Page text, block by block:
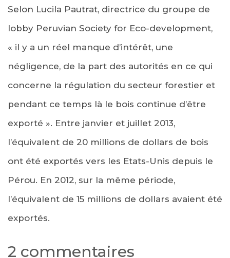
Selon Lucila Pautrat, directrice du groupe de
lobby Peruvian Society for Eco-development,
« il y a un réel manque d’intérêt, une
négligence, de la part des autorités en ce qui
concerne la régulation du secteur forestier et
pendant ce temps là le bois continue d’être
exporté ». Entre janvier et juillet 2013,
l’équivalent de 20 millions de dollars de bois
ont été exportés vers les Etats-Unis depuis le
Pérou. En 2012, sur la même période,
l’équivalent de 15 millions de dollars avaient été
exportés.
2 commentaires